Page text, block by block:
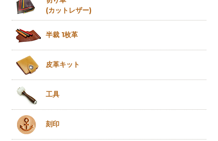
(カットレザー)
半裁 1枚革
皮革キット
工具
刻印